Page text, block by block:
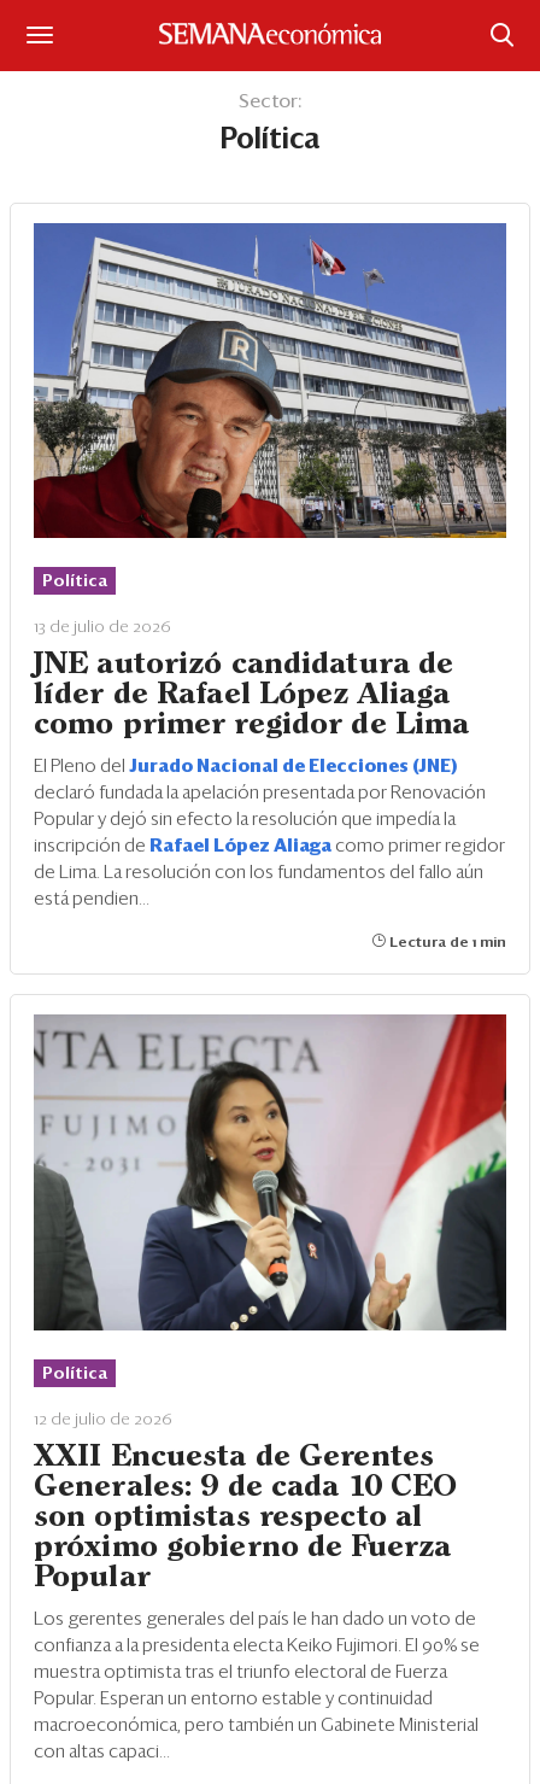
Portada
¿Qué está pasando?
Sectores y Empresas
Management
Economía y Finanzas
Legal y Política
Eventos
Blogs
Ranking CEO
Edición Impresa
Sector:
Política
Política
13 de julio de 2026
JNE autorizó candidatura de
líder de Rafael López Aliaga
como primer regidor de Lima
El Pleno del Jurado Nacional de Elecciones (JNE)
declaró fundada la apelación presentada por Renovación
Popular y dejó sin efecto la resolución que impedía la
inscripción de Rafael López Aliaga como primer regidor
de Lima. La resolución con los fundamentos del fallo aún
está pendien...
Lectura de 1 min
Política
12 de julio de 2026
XXII Encuesta de Gerentes
Generales: 9 de cada 10 CEO
son optimistas respecto al
próximo gobierno de Fuerza
Popular
Los gerentes generales del país le han dado un voto de
confianza a la presidenta electa Keiko Fujimori. El 90% se
muestra optimista tras el triunfo electoral de Fuerza
Popular. Esperan un entorno estable y continuidad
macroeconómica, pero también un Gabinete Ministerial
con altas capaci...